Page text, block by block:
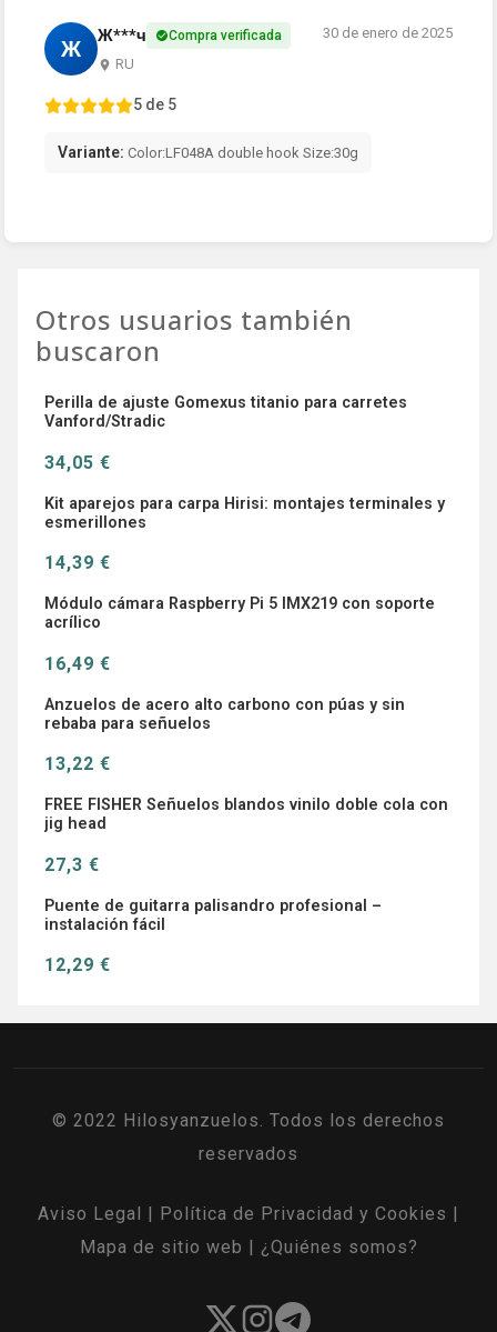
Ж Ж***ч Compra verificada
RU
30 de enero de 2025
5 de 5
Variante: Color:LF048A double hook Size:30g
Otros usuarios también
buscaron
Perilla de ajuste Gomexus titanio para carretes
Vanford/Stradic
34,05 €
Kit aparejos para carpa Hirisi: montajes terminales y
esmerillones
14,39 €
Módulo cámara Raspberry Pi 5 IMX219 con soporte
acrílico
16,49 €
Anzuelos de acero alto carbono con púas y sin
rebaba para señuelos
13,22 €
FREE FISHER Señuelos blandos vinilo doble cola con
jig head
27,3 €
Puente de guitarra palisandro profesional –
instalación fácil
12,29 €
© 2022 Hilosyanzuelos. Todos los derechos
reservados
Aviso Legal Política de Privacidad y Cookies
Mapa de sitio web
¿Quiénes somos?